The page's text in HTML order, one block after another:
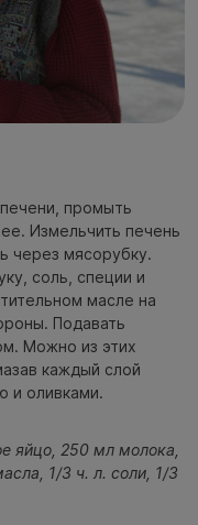
промыть
Измельчить печень
через мясорубку.
соль, специи и
масле на
Подавать
Можно из этих
каждый слой
и оливками.
яйцо, 250 мл молока,
1/3 ч. л. соли, 1/3